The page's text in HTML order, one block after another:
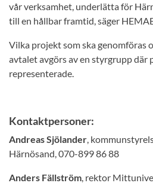
vår verksamhet, underlätta för
till en hållbar framtid, säger
Vilka projekt som ska genomföras
avtalet avgörs av en styrgrupp där
representerade.
Kontaktpersoner:
Andreas Sjölander,
Härnösand, 070-899 86 88
Anders Fällström, rektor